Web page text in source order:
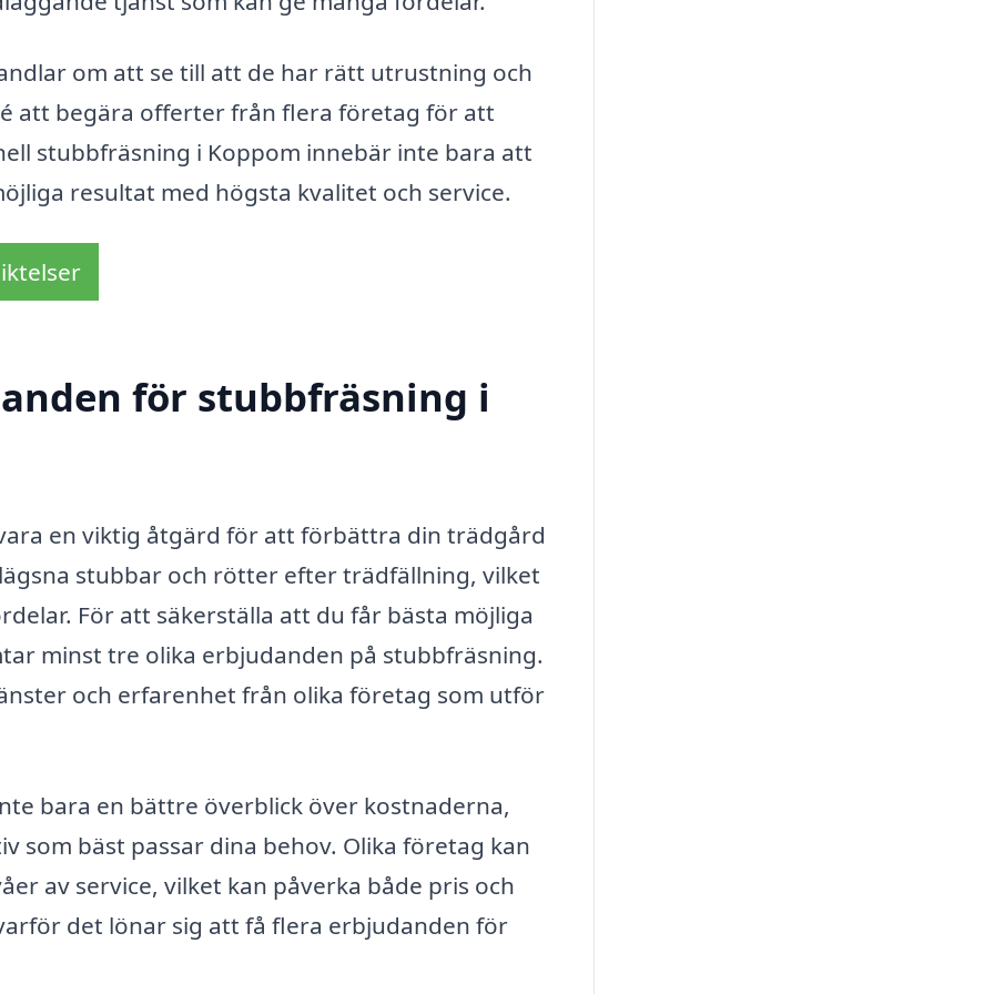
om att se till att de har rätt utrustning och
att begära offerter från flera företag för att
stubbfräsning i Koppom innebär inte bara att
resultat med högsta kvalitet och service.
för stubbfräsning i
en viktig åtgärd för att förbättra din trädgård
stubbar och rötter efter trädfällning, vilket
För att säkerställa att du får bästa möjliga
minst tre olika erbjudanden på stubbfräsning.
och erfarenhet från olika företag som utför
bara en bättre överblick över kostnaderna,
som bäst passar dina behov. Olika företag kan
av service, vilket kan påverka både pris och
det lönar sig att få flera erbjudanden för